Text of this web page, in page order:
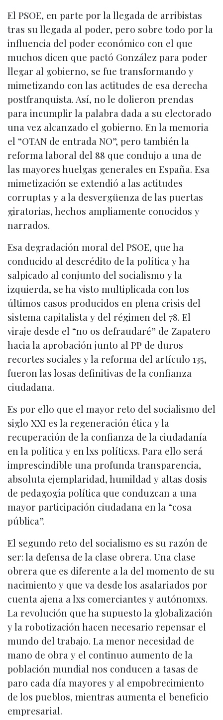
El PSOE, en parte por la llegada de arribistas
tras su llegada al poder, pero sobre todo por la
influencia del poder económico con el que
muchos dicen que pactó González para poder
llegar al gobierno, se fue transformando y
mimetizando con las actitudes de esa derecha
postfranquista. Así, no le dolieron prendas
para incumplir la palabra dada a su electorado
una vez alcanzado el gobierno. En la memoria
el “OTAN de entrada NO”, pero también la
reforma laboral del 88 que condujo a una de
las mayores huelgas generales en España. Esa
mimetización se extendió a las actitudes
corruptas y a la desvergüenza de las puertas
giratorias, hechos ampliamente conocidos y
narrados.
Esa degradación moral del PSOE, que ha
conducido al descrédito de la política y ha
salpicado al conjunto del socialismo y la
izquierda, se ha visto multiplicada con los
últimos casos producidos en plena crisis del
sistema capitalista y del régimen del 78. El
viraje desde el “no os defraudaré” de Zapatero
hacia la aprobación junto al PP de duros
recortes sociales y la reforma del artículo 135,
fueron las losas definitivas de la confianza
ciudadana.
Es por ello que el mayor reto del socialismo del
siglo XXI es la regeneración ética y la
recuperación de la confianza de la ciudadanía
en la política y en lxs políticxs. Para ello será
imprescindible una profunda transparencia,
absoluta ejemplaridad, humildad y altas dosis
de pedagogía política que conduzcan a una
mayor participación ciudadana en la “cosa
pública”.
El segundo reto del socialismo es su razón de
ser: la defensa de la clase obrera. Una clase
obrera que es diferente a la del momento de su
nacimiento y que va desde los asalariados por
cuenta ajena a lxs comerciantes y autónomxs.
La revolución que ha supuesto la globalización
y la robotización hacen necesario repensar el
mundo del trabajo. La menor necesidad de
mano de obra y el continuo aumento de la
población mundial nos conducen a tasas de
paro cada día mayores y al empobrecimiento
de los pueblos, mientras aumenta el beneficio
empresarial.